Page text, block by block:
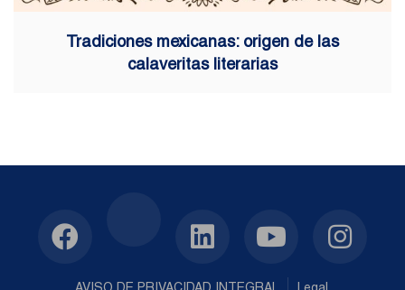
Tradiciones mexicanas: origen de las
calaveritas literarias